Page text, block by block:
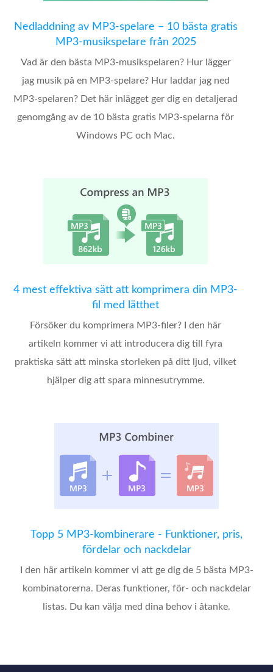
Nedladdning av MP3-spelare – 10 bästa gratis
MP3-musikspelare från 2025
Vad är den bästa MP3-musikspelaren? Hur lägger
jag musik på en MP3-spelare? Hur laddar jag ned
MP3-spelaren? Det här inlägget ger dig en detaljerad
genomgång av de 10 bästa gratis MP3-spelarna för
Windows PC och Mac.
4 mest effektiva sätt att komprimera din MP3-
fil med lätthet
Försöker du komprimera MP3-filer? I den här
artikeln kommer vi att introducera dig till fyra
praktiska sätt att minska storleken på ditt ljud, vilket
hjälper dig att spara minnesutrymme.
Topp 5 MP3-kombinerare - Funktioner, pris,
fördelar och nackdelar
I den här artikeln kommer vi att ge dig de 5 bästa MP3-
kombinatorerna. Deras funktioner, för- och nackdelar
listas. Du kan välja med dina behov i åtanke.